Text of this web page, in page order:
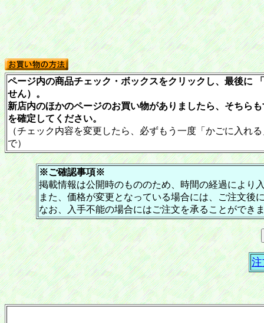
ページ内の商品チェック・ボックスをクリックし、最後に
せん）。
新店内のほかのページのお買い物がありましたら、そちら
を確定してください。
（チェック内容を変更したら、必ずもう一度「かごに入れ
で）
※ご確認事項※
掲載情報は公開時のもののため、時間の経過により
また、価格が変更となっている場合には、ご注文後
なお、入手不能の場合にはご注文を承ることができ